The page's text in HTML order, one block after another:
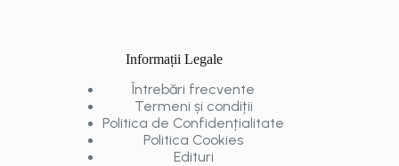
Informații Legale
Întrebări frecvente
Termeni și condiții
Politica de Confidențialitate
Politica Cookies
Edituri